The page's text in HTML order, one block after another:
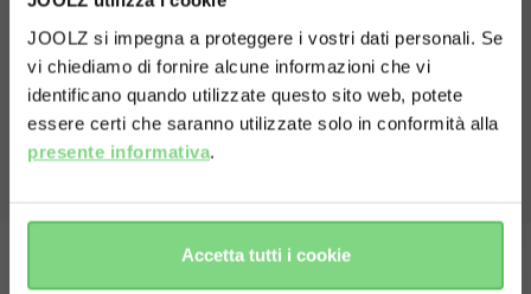
JOOLZ si impegna a proteggere i vostri dati personali. Se
vi chiediamo di fornire alcune informazioni che vi
identificano quando utilizzate questo sito web, potete
essere certi che saranno utilizzate solo in conformità alla
presente informativa.
Accetta tutti i cookie
Capacità massima del cestello
Vedi di meno
Seduta
Capottina estesa
Cestello della spesa XL
Barra di sicurezza
Visit this site in your own language
& country?
here
there